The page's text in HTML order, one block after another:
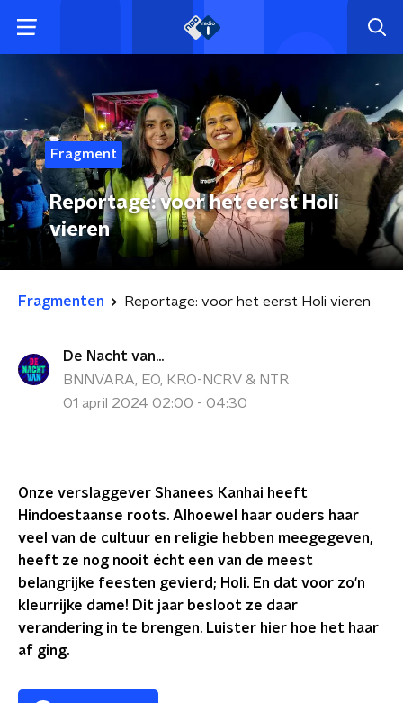
Fragment
Reportage: voor het eerst Holi
vieren
Fragmenten Reportage: voor het eerst Holi vieren
De Nacht van...
BNNVARA, EO, KRO-NCRV & NTR
01 april 2024 02:00 - 04:30
Onze verslaggever Shanees Kanhai heeft
Hindoestaanse roots. Alhoewel haar ouders haar
veel van de cultuur en religie hebben meegegeven,
heeft ze nog nooit écht een van de meest
belangrijke feesten gevierd; Holi. En dat voor zo'n
kleurrijke dame! Dit jaar besloot ze daar
verandering in te brengen. Luister hier hoe het haar
af ging.